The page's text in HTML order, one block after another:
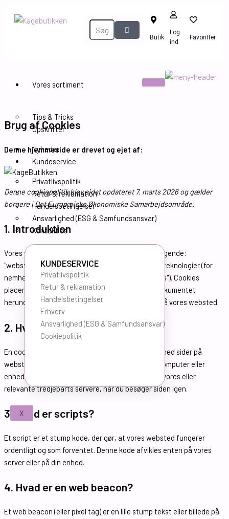
Butik
Log
ind
Favoritter
Vores sortiment
Tips & Tricks
Opskrifter
Nyheder
Kundeservice
Privatlivspolitik
Retur & reklamation
Handelsbetingelser
Ansvarlighed (ESG & Samfundsansvar)
Kontakt os
KUNDESERVICE
Privatlivspolitik
Retur & reklamation
Handelsbetingelser
Erhverv
Ansvarlighed (ESG & Samfundsansvar)
Cookiepolitik
X
Brug af Cookies
Denne hjemmeside er drevet og ejet af:
Denne cookiepolitik blev sidst opdateret 7. marts 2026 og gælder
borgere i Det Europæiske Økonomiske Samarbejdsområde.
1. Introduktion
Vores websted,
(i det følgende:
"webstedet") bruger cookies og andre relaterede teknologier (for
nemheds skyld benævnes alle teknologier "cookies"). Cookies
placeres også af tredjepart, vi har engageret. I dokumentet
herunder informerer vi dig om brugen af ​​cookies på vores websted.
2. Hvad er cookies?
En cookie er en lille tekst fil, der sendes sammen med sider på
webstedet, og som er gemt i din browser på din computer eller
enhed. Informationen i cookien kan blive sendt til vores eller
relevante tredjeparts servere, når du besøger siden igen.
3. Hvad er scripts?
Et script er et stump kode, der gør, at vores websted fungerer
ordentligt og som forventet. Denne kode afvikles enten på vores
server eller på din enhed.
4. Hvad er en web beacon?
Et web beacon (eller pixel tag) er en lille stump tekst eller billede på
service
service
service
service
service
service